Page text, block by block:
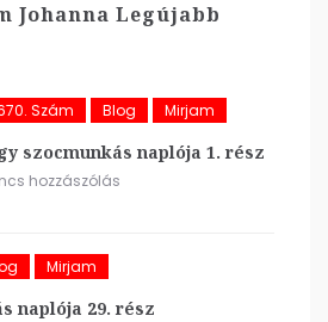
Johanna Legújabb
Szám Blog Mirjam
szocmunkás naplója 1. rész
hozzászólás
Mirjam
naplója 29. rész